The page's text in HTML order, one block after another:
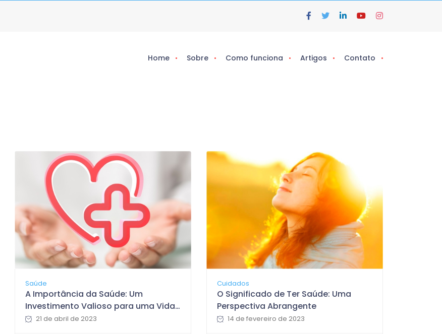
Home Sobre Como funciona Artigos Contato
Saúde
A Importância da Saúde: Um
Investimento Valioso para uma Vida
Plena21 de abril de 2023
Cuidados
O Significado de Ter Saúde: Uma
Perspectiva Abrangente
14 de fevereiro de 2023